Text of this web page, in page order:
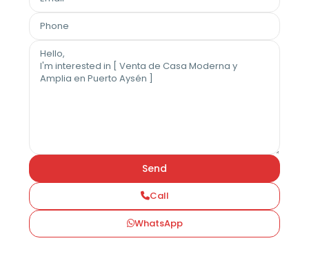
Call
WhatsApp